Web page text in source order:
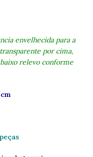
envelhecida para a
por cima,
relevo conforme